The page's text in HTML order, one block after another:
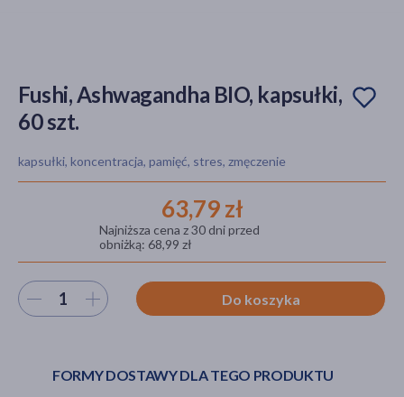
Hit
Fushi, Ashwagandha BIO, kapsułki,
60 szt.
kapsułki, koncentracja, pamięć, stres, zmęczenie
63,79 zł
Najniższa cena z 30 dni przed
obniżką: 68,99 zł
Wybierz ilość Do koszyka
FORMY DOSTAWY DLA TEGO PRODUKTU